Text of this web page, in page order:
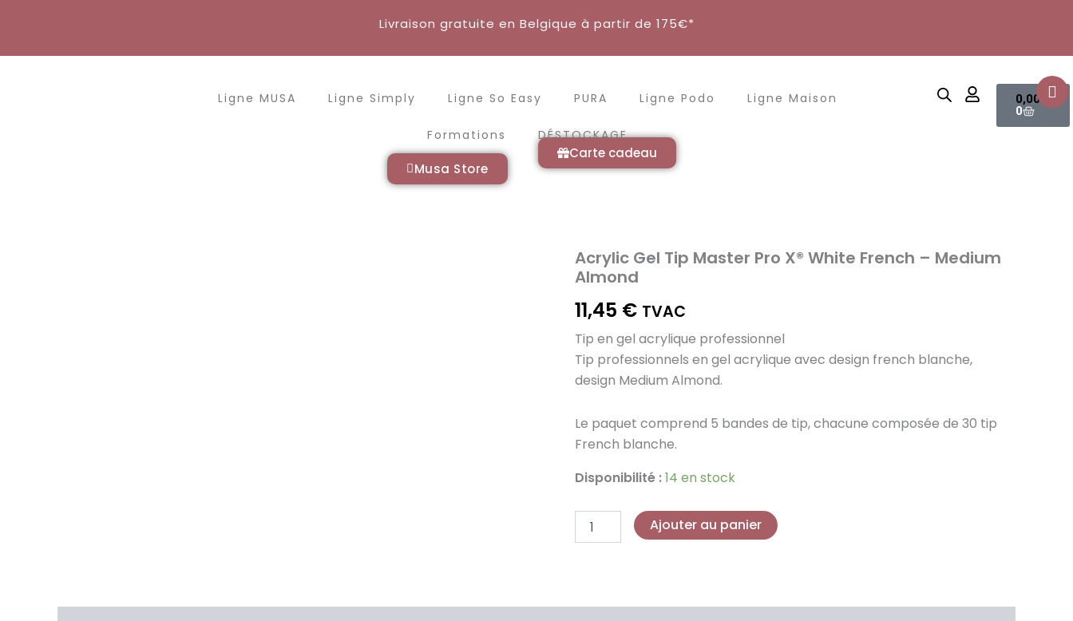
Livraison gratuite en Belgique à partir de 175€*
Ligne MUSA Ligne Simply Ligne So Easy PURA Ligne Podo Ligne Maison
Formations DÉSTOCKAGE
Musa Store
Carte cadeau
0,00
€
0
Panier
Acrylic Gel Tip Master Pro X® White French – Medium
Almond
11,45 € TVAC
Tip en gel acrylique professionnel
Tip professionnels en gel acrylique avec design french blanche,
design Medium Almond.
Le paquet comprend 5 bandes de tip, chacune composée de 30 tip
French blanche.
Disponibilité :14 en stock
quantité
de
Acrylic
Gel
Tip
Master
Pro
X®
White
Medium
Almond
Ajouter au panier